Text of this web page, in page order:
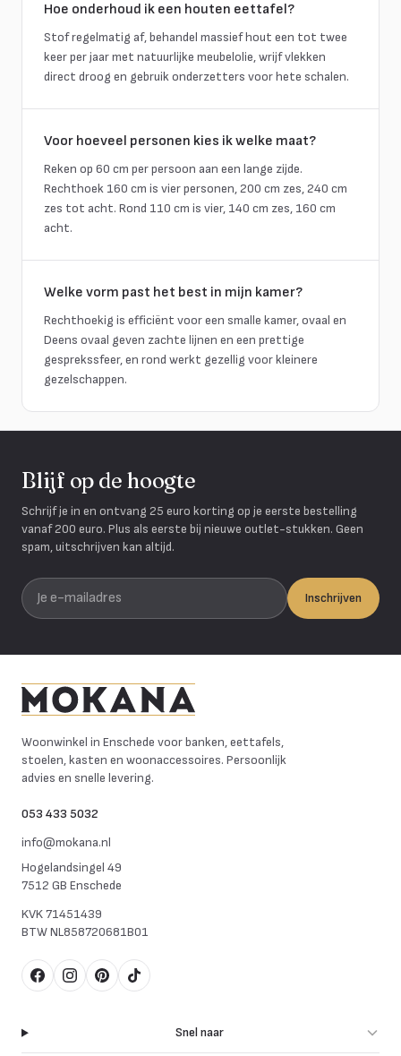
Hoe onderhoud ik een houten eettafel?
Stof regelmatig af, behandel massief hout een tot twee
keer per jaar met natuurlijke meubelolie, wrijf vlekken
direct droog en gebruik onderzetters voor hete schalen.
Voor hoeveel personen kies ik welke maat?
Reken op 60 cm per persoon aan een lange zijde.
Rechthoek 160 cm is vier personen, 200 cm zes, 240 cm
zes tot acht. Rond 110 cm is vier, 140 cm zes, 160 cm
acht.
Welke vorm past het best in mijn kamer?
Rechthoekig is efficiënt voor een smalle kamer, ovaal en
Deens ovaal geven zachte lijnen en een prettige
gesprekssfeer, en rond werkt gezellig voor kleinere
gezelschappen.
Blijf op de hoogte
Schrijf je in en ontvang 25 euro korting op je eerste bestelling
vanaf 200 euro. Plus als eerste bij nieuwe outlet-stukken. Geen
spam, uitschrijven kan altijd.
Je e-mailadres
Inschrijven
Woonwinkel in Enschede voor banken, eettafels,
stoelen, kasten en woonaccessoires. Persoonlijk
advies en snelle levering.
053 433 5032
info@mokana.nl
Hogelandsingel 49
7512 GB Enschede
KVK71451439
BTWNL858720681B01
FacebookInstagram
Pinterest
TikTok
Snel naar